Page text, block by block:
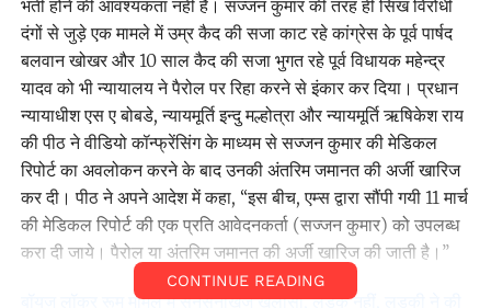
भर्ती होने की आवश्यकता नहीं है। सज्जन कुमार की तरह ही सिख विरोधी
दंगों से जुड़े एक मामले में उम्र कैद की सजा काट रहे कांग्रेस के पूर्व पार्षद
बलवान खोखर और 10 साल कैद की सजा भुगत रहे पूर्व विधायक महेन्द्र
यादव को भी न्यायालय ने पैरोल पर रिहा करने से इंकार कर दिया। प्रधान
न्यायाधीश एस ए बोबडे, न्यायमूर्ति इन्दु मल्होत्रा और न्यायमूर्ति ऋषिकेश राय
की पीठ ने वीडियो कॉन्फ्रेंसिंग के माध्यम से सज्जन कुमार की मेडिकल
रिपोर्ट का अवलोकन करने के बाद उनकी अंतरिम जमानत की अर्जी खारिज
कर दी। पीठ ने अपने आदेश में कहा, ‘‘इस बीच, एम्स द्वारा सौंपी गयी 11 मार्च
की मेडिकल रिपोर्ट की एक प्रति आवेदनकर्ता (सज्जन कुमार) को उपलब्ध
करा दी जाये। पैरोल या अंतरिम जमानत की अर्जी खारिज की जाती है।’’
बॉयज लॉकर रूम मामले में सनसनीखेज खुलासा, लड़के नहीं, लड़की ने की
CONTINUE READING